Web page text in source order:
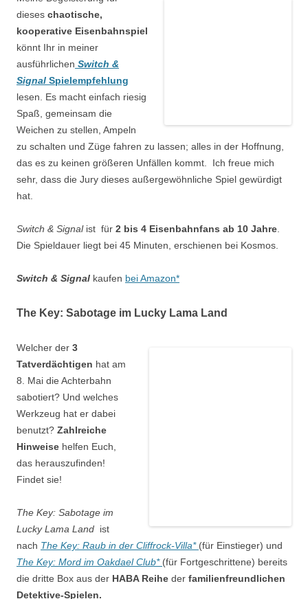
dieses chaotische,
kooperative Eisenbahnspiel
könnt Ihr in meiner
ausführlichen Switch &
Signal Spielempfehlung
lesen. Es macht einfach riesig
Spaß, gemeinsam die
Weichen zu stellen, Ampeln
zu schalten und Züge fahren zu lassen; alles in der Hoffnung,
das es zu keinen größeren Unfällen kommt. Ich freue mich
sehr, dass die Jury dieses außergewöhnliche Spiel gewürdigt
hat.
Switch & Signalist für 2 bis 4 Eisenbahnfans ab 10 Jahre.
Die Spieldauer liegt bei 45 Minuten, erschienen bei Kosmos.
Switch & Signal kaufen bei Amazon*
The Key: Sabotage im Lucky Lama Land
Welcher der 3
Tatverdächtigen hat am
8. Mai die Achterbahn
sabotiert? Und welches
Werkzeug hat er dabei
benutzt? Zahlreiche
Hinweise helfen Euch,
das herauszufinden!
Findet sie!
The Key: Sabotage im
Lucky Lama Land ist
nach The Key: Raub in der Cliffrock-Villa* (für Einstieger) und
The Key: Mord im Oakdael Club* (für Fortgeschrittene) bereits
die dritte Box aus der HABA Reihe der familienfreundlichen
Detektive-Spielen.